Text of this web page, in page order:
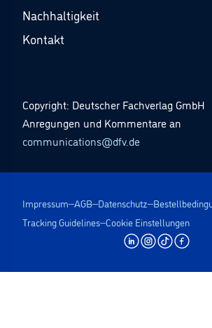
Nachhaltigkeit
Kontakt
Copyright: Deutscher Fachverlag GmbH
Anregungen und Kommentare an
communications@dfv.de
Impressum AGB Datenschutz
Tracking Guidelines Cookie Einstellungen